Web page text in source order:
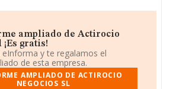
ampliado de Actirocio
¡Es gratis!
eInforma y te regalamos el
de esta empresa.
AMPLIADO DE ACTIROCIO
NEGOCIOS SL